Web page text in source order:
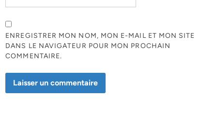
ENREGISTRER MON NOM, MON E-MAIL ET MON SITE
DANS LE NAVIGATEUR POUR MON PROCHAIN
COMMENTAIRE.